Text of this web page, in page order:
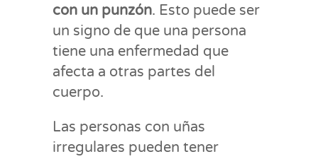
con un punzón. Esto puede ser
un signo de que una persona
tiene una enfermedad que
afecta a otras partes del
cuerpo.
Las personas con uñas
irregulares pueden tener